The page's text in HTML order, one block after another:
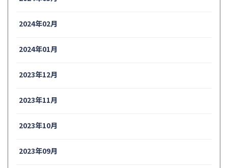
2024年02月
2024年01月
2023年12月
2023年11月
2023年10月
2023年09月